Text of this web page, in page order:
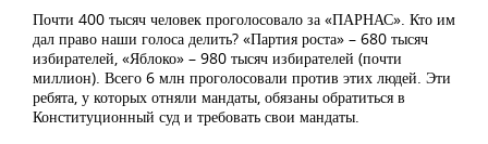
Почти 400 тысяч человек проголосовало за «ПАРНАС». Кто им
дал право наши голоса делить? «Партия роста» – 680 тысяч
избирателей, «Яблоко» – 980 тысяч избирателей (почти
миллион). Всего 6 млн проголосовали против этих людей. Эти
ребята, у которых отняли мандаты, обязаны обратиться в
Конституционный суд и требовать свои мандаты.